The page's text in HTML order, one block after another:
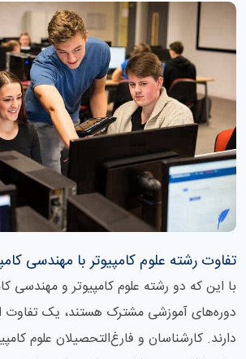
تفاوت رشته علوم کامپیوتر با مهندسی
با این که دو رشته علوم کامپیوتر و مهندسی
دوره‌های آموزشی مشترک هستند، یک تفاوت
دارند. کارشناسان و فارغ‌التحصیلان علوم